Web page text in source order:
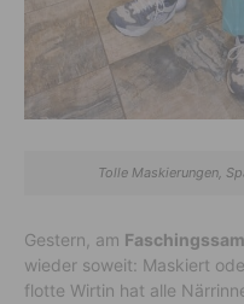
Tolle Maskierungen,
Gestern, am
wieder soweit: Maskiert
flotte Wirtin hat alle